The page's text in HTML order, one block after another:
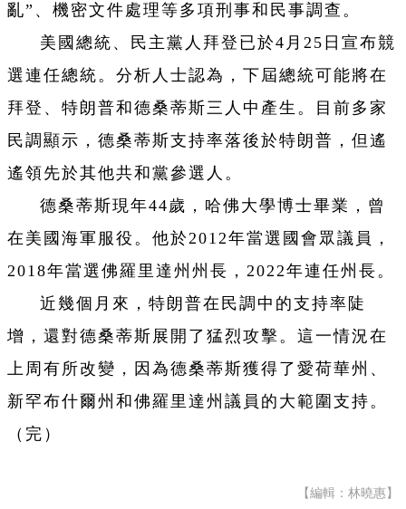
亂”、機密文件處理等多項刑事和民事調查。
美國總統、民主黨人拜登已於4月25日宣布競
選連任總統。分析人士認為，下屆總統可能將在
拜登、特朗普和德桑蒂斯三人中產生。目前多家
民調顯示，德桑蒂斯支持率落後於特朗普，但遙
遙領先於其他共和黨參選人。
德桑蒂斯現年44歲，哈佛大學博士畢業，曾
在美國海軍服役。他於2012年當選國會眾議員，
2018年當選佛羅里達州州長，2022年連任州長。
近幾個月來，特朗普在民調中的支持率陡
增，還對德桑蒂斯展開了猛烈攻擊。這一情況在
上周有所改變，因為德桑蒂斯獲得了愛荷華州、
新罕布什爾州和佛羅里達州議員的大範圍支持。
（完）
【編輯：林曉惠】